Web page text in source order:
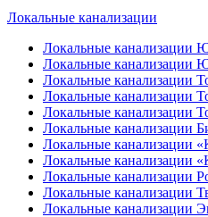
Локальные канализации
Локальные канализации
Локальные канализации
Локальные канализации
Локальные канализации
Локальные канализации
Локальные канализации
Локальные канализации
Локальные канализации
Локальные канализации
Локальные канализации
Локальные канализации